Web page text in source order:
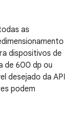
as
dispositivos de
de 600 dp ou
desejado da API
podem